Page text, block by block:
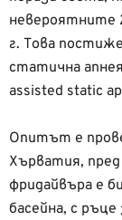
невероятните
г. Това
статична
assisted static
Опитът е
Хърватия,
фридайвъра е
басейна, с ръце